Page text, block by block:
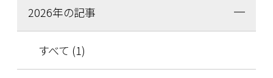
2026年の記事
すべて (1)